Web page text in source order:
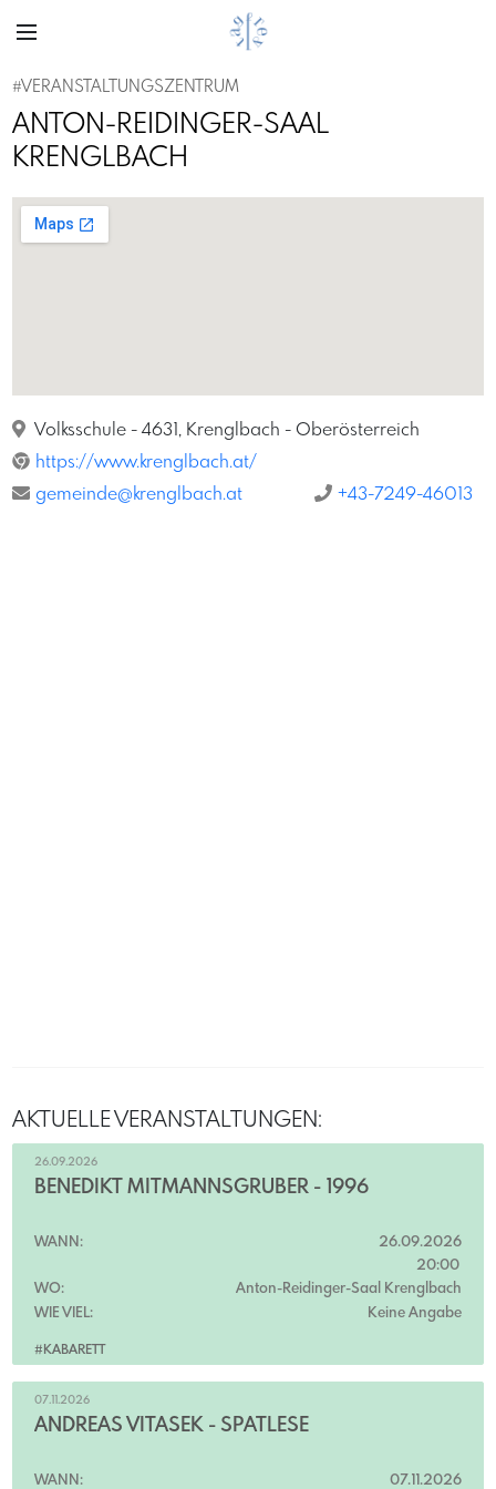
#VERANSTALTUNGSZENTRUM
ANTON-REIDINGER-SAAL
KRENGLBACH
Volksschule - 4631, Krenglbach - Oberösterreich
https://www.krenglbach.at/
gemeinde@krenglbach.at
+43-7249-46013
AKTUELLE VERANSTALTUNGEN:
#KABARETT
26.09.2026
BENEDIKT MITMANNSGRUBER - 1996
WANN:
26.09.2026
20:00
WO:
Anton-Reidinger-Saal Krenglbach
WIE VIEL:
Keine Angabe
07.11.2026
ANDREAS VITÁSEK - SPÄTLESE
WANN: 07.11.2026